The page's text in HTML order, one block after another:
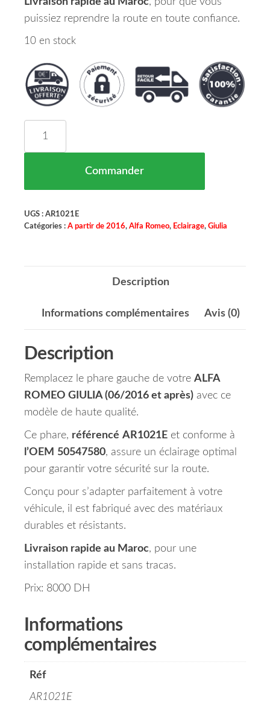
puissiez reprendre la route en toute confiance.
10 en stock
Commander
UGS : AR1021E
Catégories : A partir de 2016, Alfa Romeo, Eclairage, Giulia
Description
Informations complémentaires Avis (0)
Description
Remplacez le phare gauche de votre ALFA
ROMEO GIULIA (06/2016 et après) avec ce
modèle de haute qualité.
Ce phare, référencé AR1021E et conforme à
l’OEM 50547580, assure un éclairage optimal
pour garantir votre sécurité sur la route.
Conçu pour s’adapter parfaitement à votre
véhicule, il est fabriqué avec des matériaux
durables et résistants.
Livraison rapide au Maroc, pour une
installation rapide et sans tracas.
Prix: 8000 DH
Informations
complémentaires
Réf
AR1021E